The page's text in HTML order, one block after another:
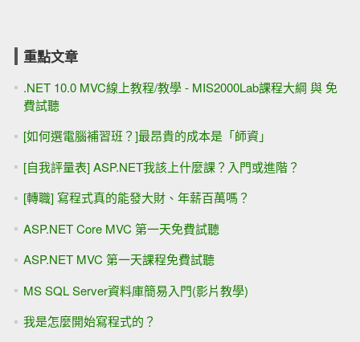
重點文章
.NET 10.0 MVC線上教程/教學 - MIS2000Lab課程大綱 與 免
費試聽
[如何選電腦補習班？]最昂貴的成本是「師資」
[自我評量表] ASP.NET我該上什麼課？入門或進階？
[轉職] 寫程式真的能發大財、年薪百萬嗎？
ASP.NET Core MVC 第一天免費試聽
ASP.NET MVC 第一天課程免費試聽
MS SQL Server資料庫簡易入門(影片教學)
我是怎麼開始寫程式的？